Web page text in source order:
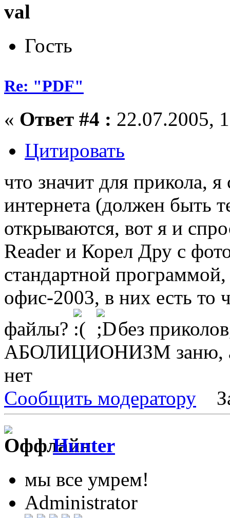
val
Гость
Re: "PDF"
« Ответ #4 : 22.07.2005,
Цитировать
что значит для прикола,
интернета (должен быть
открываются, вот я и
Reader и Корел Дру с
стандартной
офис-2003, в них есть то
файлы?
без
АБОЛИЦИОНИЗМ заню, а
нет
Сообщить модератору
Hunter
мы все умрем!
Administrator